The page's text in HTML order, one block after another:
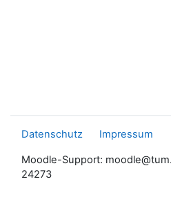
Datenschutz Impressum
Moodle-Support:
24273